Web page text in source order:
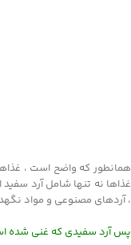
همانطور که واضح است ،
غذاها نه تنها شامل آرد
، آردهای مصنوعی و مواد
پس آرد سفیدی که غنی شده